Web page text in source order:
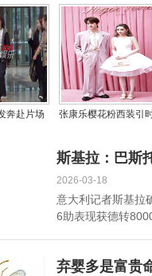
还是假
现在哪里工作，他的
世情况如何
奔赴片场
张康乐樱花粉西装引
型诠释春日美学
斯基拉：巴斯
2026-03-18
意大利记者斯基拉
6助表现获德转
弃婴多是富贵